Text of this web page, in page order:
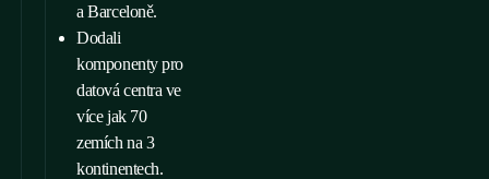
a Barceloně.
Dodali
komponenty pro
datová centra ve
více jak 70
zemích na 3
kontinentech.